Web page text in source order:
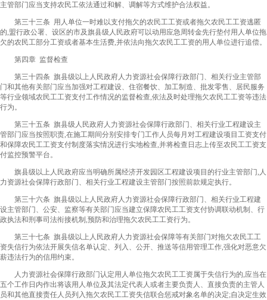
主管部门应当支持农民工依法通过和解、调解等方式维护合法权益。
第三十三条 用人单位一时难以支付拖欠的农民工工资或者拖欠农民工工资逃匿
的,盟行政公署、设区的市及旗县级人民政府可以动用应急周转金先行垫付用人单位拖
欠的农民工部分工资或者基本生活费,并依法向拖欠农民工工资的用人单位进行追偿。
第四章 监督检查
第三十四条 旗县级以上人民政府人力资源社会保障行政部门、相关行业主管部
门和其他有关部门应当加强对工程建设、住宿餐饮、加工制造、批发零售、居民服务
等行业领域农民工工资支付工作情况的监督检查,依法及时处理拖欠农民工工资等违法
行为。
第三十五条 旗县级人民政府人力资源社会保障行政部门、相关行业工程建设主
管部门应当按照职责,在施工期间分别安排专门工作人员每月对工程建设项目工资支付
和保障农民工工资支付制度落实情况进行实地检查,并将检查日志上传至农民工工资支
付监控预警平台。
旗县级以上人民政府应当明确所属经济开发园区工程建设项目的行业主管部门,人
力资源社会保障行政部门、相关行业工程建设主管部门按照前款规定执行。
第三十六条 旗县级以上人民政府人力资源社会保障行政部门、相关行业工程建
设主管部门、公安、监察等有关部门应当建立保障农民工工资支付协调联动机制、行
政执法和刑事司法衔接机制,预防和治理拖欠农民工工资行为。
第三十七条 旗县级以上人民政府人力资源社会保障等有关部门对拖欠农民工工
资失信行为依法开展失信名单认定、列入、公开、推送等信用管理工作,强化对恶意欠
薪违法行为的信用约束。
人力资源社会保障行政部门认定用人单位拖欠农民工工资属于失信行为的,应当在
五个工作日内作出将该用人单位及其法定代表人或者主要负责人、直接负责的主管人
员和其他直接责任人员列入拖欠农民工工资失信联合惩戒对象名单的决定;自决定生效